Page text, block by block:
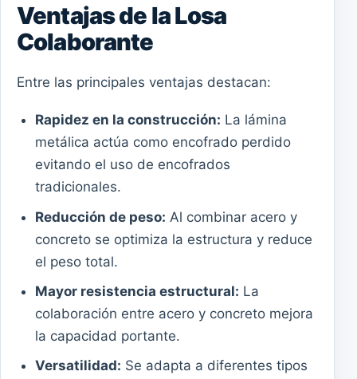
Ventajas de la Losa
Colaborante
Entre las principales ventajas destacan:
Rapidez en la construcción: La lámina
metálica actúa como encofrado perdido
evitando el uso de encofrados
tradicionales.
Reducción de peso: Al combinar acero y
concreto se optimiza la estructura y reduce
el peso total.
Mayor resistencia estructural: La
colaboración entre acero y concreto mejora
la capacidad portante.
Versatilidad: Se adapta a diferentes tipos